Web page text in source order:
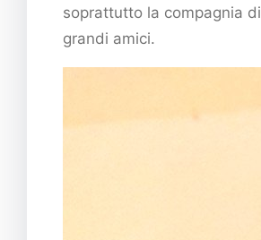
soprattutto la compagnia di
grandi amici.